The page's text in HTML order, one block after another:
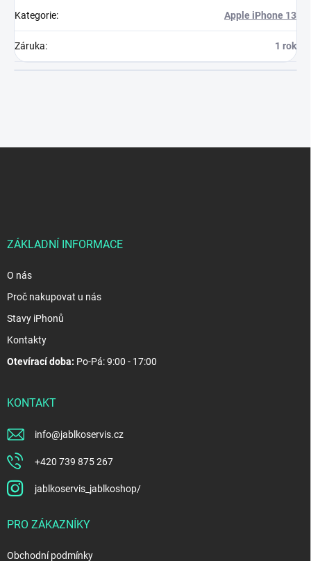
Kategorie: Apple iPhone 13
Záruka: 1 rok
ZÁKLADNÍ INFORMACE
O nás
Proč nakupovat u nás
Stavy iPhonů
Kontakty
Otevírací doba: Po-Pá: 9:00 - 17:00
KONTAKT
info@jablkoservis.cz
+420 739 875 267
jablkoservis_jablkoshop/
PRO ZÁKAZNÍKY
Obchodní podmínky